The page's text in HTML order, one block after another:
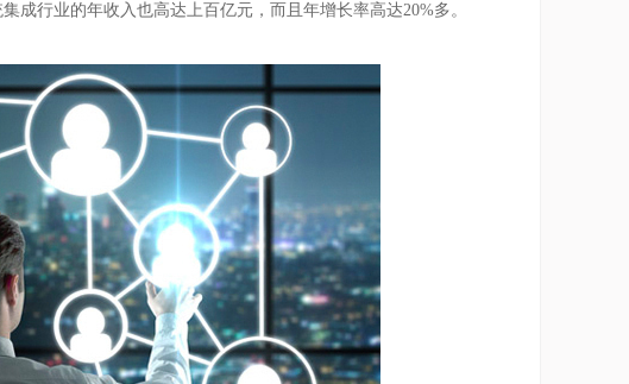
行业的年收入也高达上百亿元，而且年增长率高达20%多。